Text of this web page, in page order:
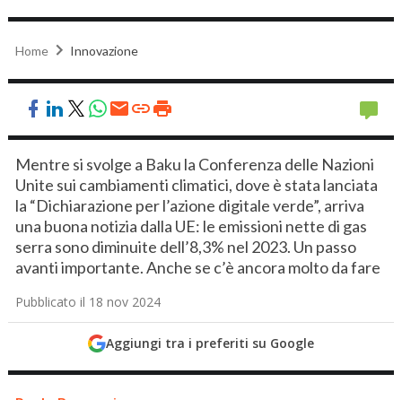
Home Innovazione
Mentre si svolge a Baku la Conferenza delle Nazioni
Unite sui cambiamenti climatici, dove è stata lanciata
la “Dichiarazione per l’azione digitale verde”, arriva
una buona notizia dalla UE: le emissioni nette di gas
serra sono diminuite dell’8,3% nel 2023. Un passo
avanti importante. Anche se c’è ancora molto da fare
Pubblicato il 18 nov 2024
Aggiungi tra i preferiti su Google